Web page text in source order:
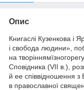
Опис
Книгаслі Кузенкова і
і свобода людини»,
на
Сповідника (VII в.),
й ее співвідношення
в православної